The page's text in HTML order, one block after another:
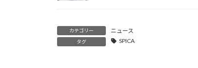
カテゴリー ニュース
タグ SPICA